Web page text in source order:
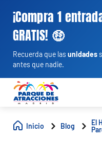
¡Compra 1
GRATIS! 🤑
Recuerda que las unidades
antes que nadie.
Inicio Blog
El